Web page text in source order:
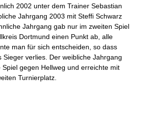
2002 unter dem Trainer Sebastian
Jahrgang 2003 mit Steffi Schwarz
Jahrgang gab nur im zweiten Spiel
Dortmund einen Punkt ab, alle
man für sich entscheiden, so dass
Sieger verlies. Der weibliche Jahrgang
gegen Hellweg und erreichte mit
Turnierplatz.